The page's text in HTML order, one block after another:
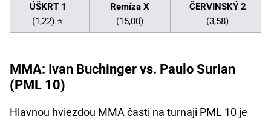
ÚŠKRT 1
(1,22) ⭐
Remíza X
(15,00)
ČERVINSKÝ 2
(3,58)
MMA: Ivan Buchinger vs. Paulo Surian
(PML 10)
Hlavnou hviezdou MMA časti na turnaji PML 10 je